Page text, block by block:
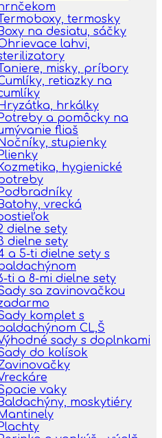
termosky
Boxy na desiatu, sáčky
lahvi,
misky, príbory
retiazky na
hrkálky
a pomôcky na
fliaš
stupienky
hygienické
Batohy, vrecká
dielne sety
dielne sety
a 5-ti dielne sety s
ti a 8-mi dielne sety
sa zavinovačkou
komplet s
CL,Š
sady s doplnkami
do kolísok
vaky
Baldachýny, moskytiéry